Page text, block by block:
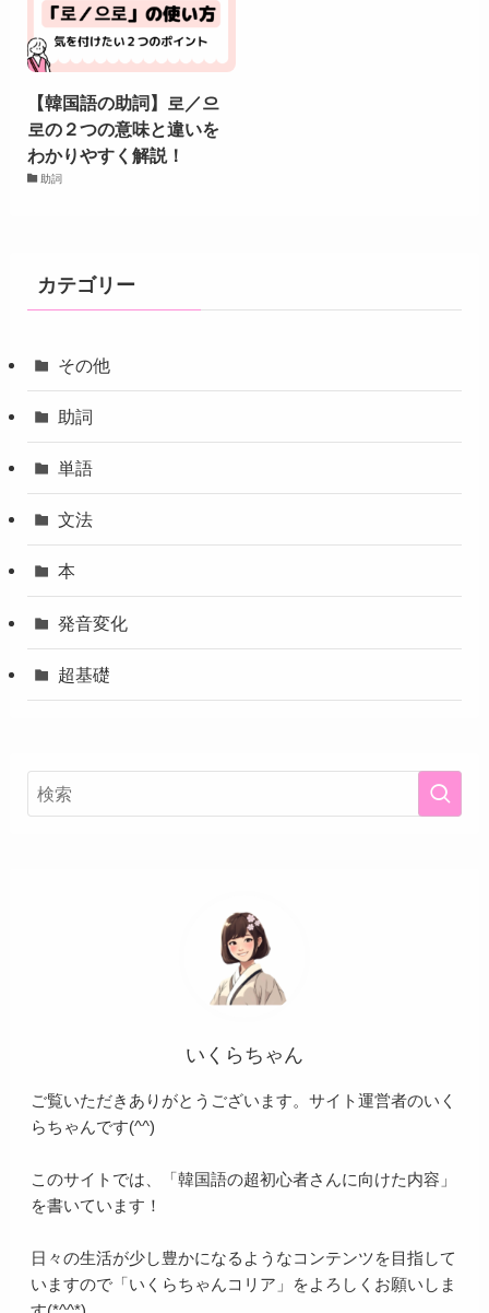
【韓国語の助詞】로／으
로の２つの意味と違いを
わかりやすく解説！
助詞
カテゴリー
その他
助詞
単語
文法
本
発音変化
超基礎
いくらちゃん
ご覧いただきありがとうございます。サイト運営者のいく
らちゃんです(^^)
このサイトでは、「韓国語の超初心者さんに向けた内容」
を書いています！
日々の生活が少し豊かになるようなコンテンツを目指して
いますので「いくらちゃんコリア」をよろしくお願いしま